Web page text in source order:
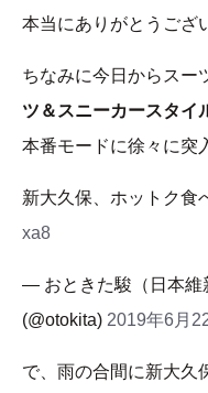
本当にありがとうござ
ちなみに今日からスー
ツ＆スニーカースタイ
本番モードに徐々に突
新大久保、ホットク食
xa8
— おときた駿（日本維
(@otokita) 2019年6月
で、雨の合間に新大久